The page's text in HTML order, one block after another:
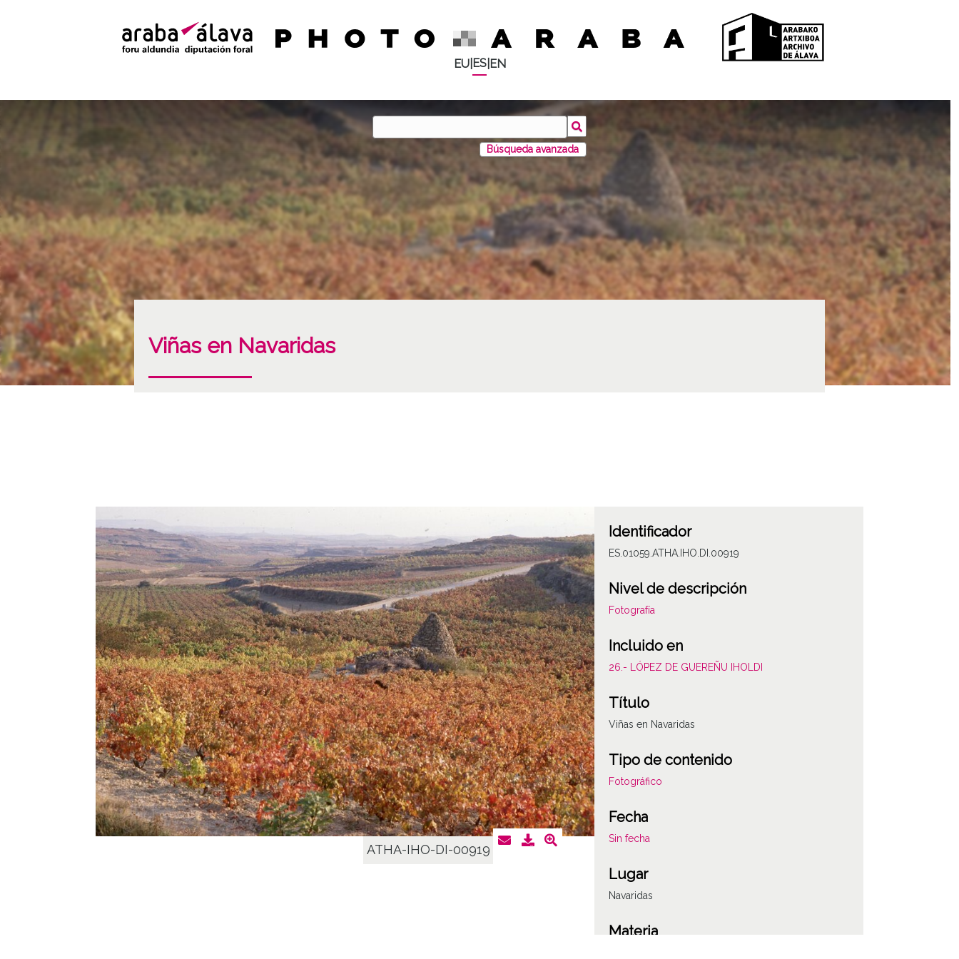
EU| ES| EN
Búsqueda avanzada
Viñas en Navaridas
ATHA-IHO-DI-00919
Identificador
ES.01059.ATHA.IHO.DI.00919
Nivel de descripción
Fotografía
Incluido en
26.- LÓPEZ DE GUEREÑU IHOLDI
Título
Viñas en Navaridas
Tipo de contenido
Fotográfico
Fecha
Sin fecha
Lugar
Navaridas
Materia